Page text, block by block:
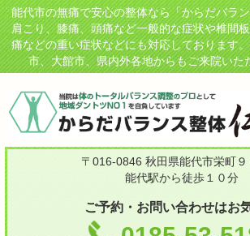
能代市の無痛で安心の整体なら「からだバラ
肩こり、膝痛、頭痛など一般的な症状や椎間
痛などの重い症状などにも対応しております
市、大館市、県内外各地からもご来院いた
〒016-0846 秋田県能代市栄町９
能代駅から徒歩１０分
ご予約・お問い合わせはお